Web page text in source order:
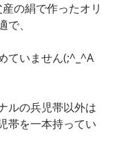
の絹で作ったオリ
、
ていません(;^_^A
ルの兵児帯以外は
帯を一本持ってい